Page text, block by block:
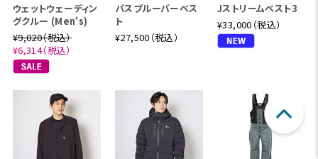
ウェットウェーディン
グクルー (Men's)
¥9,020（税込）
¥6,314（税込）
パスプルーバーベス
ト
¥27,500（税込）
Jストリームベスト3
¥33,000（税込）